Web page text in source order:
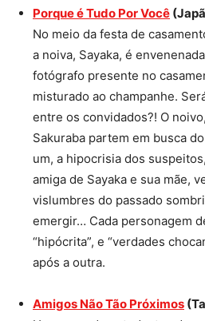
Porque é Tudo Por Você
No meio da festa de
a noiva, Sayaka, é
fotógrafo presente no
misturado ao champanhe.
entre os convidados?! O
Sakuraba partem em busca
um, a hipocrisia dos
amiga de Sayaka e sua mãe,
vislumbres do passado
emergir… Cada personagem
“hipócrita”, e “verdades
após a outra.
Amigos Não Tão Próximos